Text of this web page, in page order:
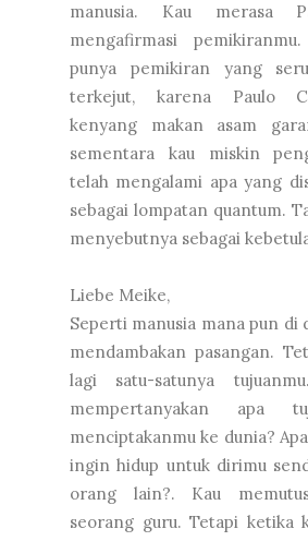
manusia. Kau merasa
mengafirmasi
punya pemikiran yang
terkejut, karena Paulo
kenyang makan asam
sementara kau miskin
telah mengalami apa yang
sebagai lompatan quantum.
menyebutnya sebagai
Liebe Meike,
Seperti manusia mana pun di
mendambakan pasangan.
lagi satu-satunya
mempertanyakan apa
menciptakanmu ke dunia?
ingin hidup untuk dirimu
orang lain?. Kau
seorang guru. Tetapi ketika